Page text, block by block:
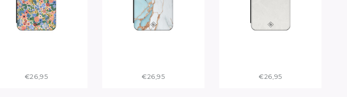
€26,95 €26,95 €26,95